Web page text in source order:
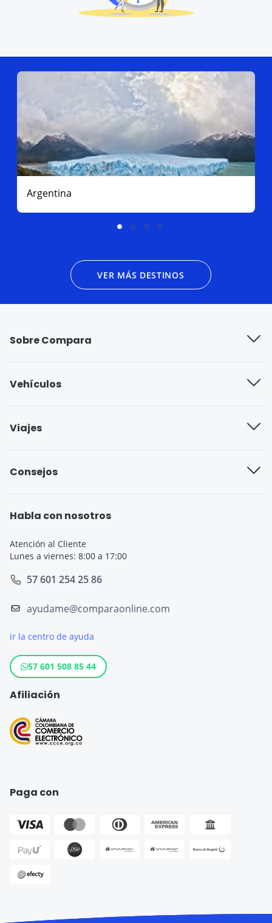
Argentina
VER MÁS DESTINOS
Sobre Compara
Blog
Vehículos
Seguro cobertura básica
Viajes
Seguro de Viaje para Embarazadas
Seguro de Viaje Cruceros
Consejos
SOAT
Tarjeta de Crédito
Crédito de Vehículo
Crédito Hipotecario
Crédito de Consumo
Cuenta de ahorro
Seguro para Motos
Habla con nosotros
Atención al Cliente
Lunes a viernes: 8:00 a 17:00
57 601 254 25 86
ayudame@comparaonline.com
ir la centro de ayuda
57 601 508 85 44
Afiliación
Paga con